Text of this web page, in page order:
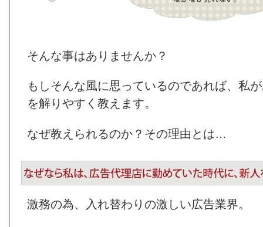
そんな事はありませんか？
もしそんな風に思っているのであれば、私
を解りやすく教えます。
なぜ教えられるのか？その理由とは…
激務の為、入れ替わりの激しい広告業界。